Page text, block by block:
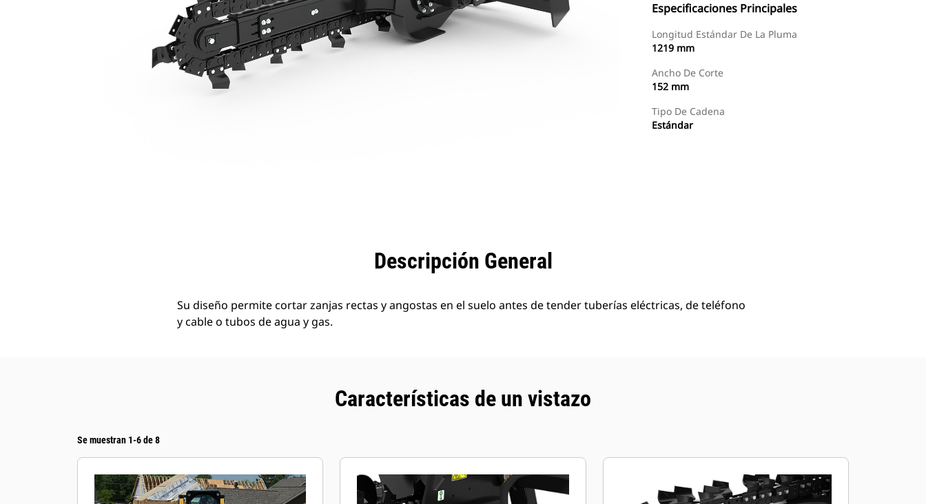
Especificaciones Principales
Longitud Estándar De La Pluma
1219 mm
Ancho De Corte
152 mm
Tipo De Cadena
Estándar
Descripción General
Su diseño permite cortar zanjas rectas y angostas en el suelo antes de tender tuberías eléctricas, de teléfono
y cable o tubos de agua y gas.
Características de un vistazo
Se muestran 1-6 de 8